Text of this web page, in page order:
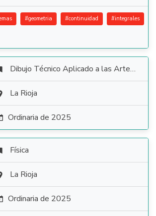
#geometria #continuidad #integrales
Dibujo Técnico Aplicado a las Artes Plásticas y al Diseño II
La Rioja
Ordinaria de 2025
Física
La Rioja
Ordinaria de 2025